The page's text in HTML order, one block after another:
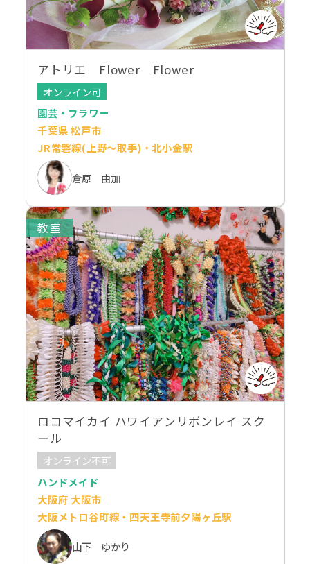
アトリエ Flower Flower
オンライン可
園芸・フラワー
千葉県 松戸市
JR常磐線(上野～取手)・北小金駅
倉原 由加
教室
ロコマイカイ ハワイアンリボンレイ スク
ール
オンライン不可
ハンドメイド
大阪府 大阪市
大阪メトロ谷町線・四天王寺前夕陽ヶ丘駅
山下 ゆかり